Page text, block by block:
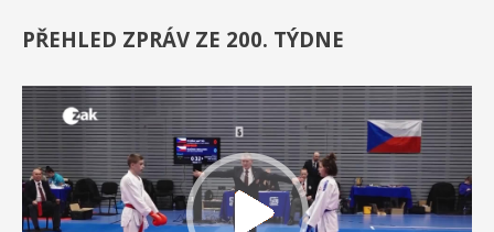
PŘEHLED ZPRÁV ZE 200. TÝDNE